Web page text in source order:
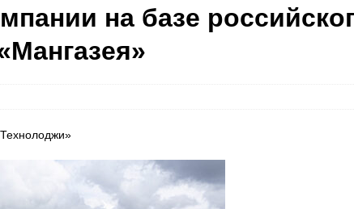
на базе